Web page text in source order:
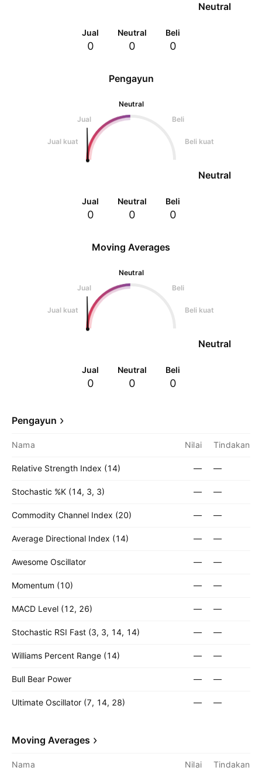
Pengayun
Neutral
Jual
Beli
Jual kuat Beli kuat
Neutral
Jual
0
Neutral
0
Beli
0
Neutral
Jual
0
Neutral
0
Beli
0
Moving Averages
Neutral
Jual
Beli
Jual kuat Beli kuat
Neutral
Jual
0
Neutral
0
Beli
0
Pengayun
Nama Nilai Tindakan
Relative Strength Index (14) — —
Stochastic %K (14, 3, 3) — —
Commodity Channel Index (20) — —
Average Directional Index (14) — —
Awesome Oscillator — —
Momentum (10) — —
MACD Level (12, 26) — —
Stochastic RSI Fast (3, 3, 14, 14) — —
Williams Percent Range (14) — —
Bull Bear Power — —
Ultimate Oscillator (7, 14, 28) — —
Moving Averages
Nama Nilai Tindakan